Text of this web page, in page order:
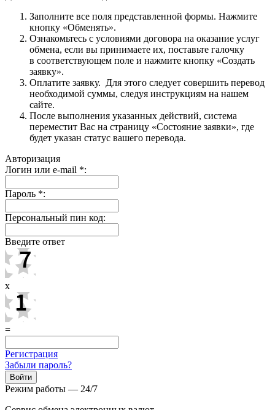
Заполните все поля представленной формы. Нажмите
кнопку «Обменять».
Ознакомьтесь с условиями договора на оказание услуг
обмена, если вы принимаете их, поставьте галочку
в соответствующем поле и нажмите кнопку «Создать
заявку».
Оплатите заявку. Для этого следует совершить перевод
необходимой суммы, следуя инструкциям на нашем
сайте.
После выполнения указанных действий, система
переместит Вас на страницу «Состояние заявки», где
будет указан статус вашего перевода.
Авторизация
Логин или e-mail *:
Пароль *:
Персональный пин код:
Введите ответ
x
=
Регистрация
Забыли пароль?
Режим работы — 24/7